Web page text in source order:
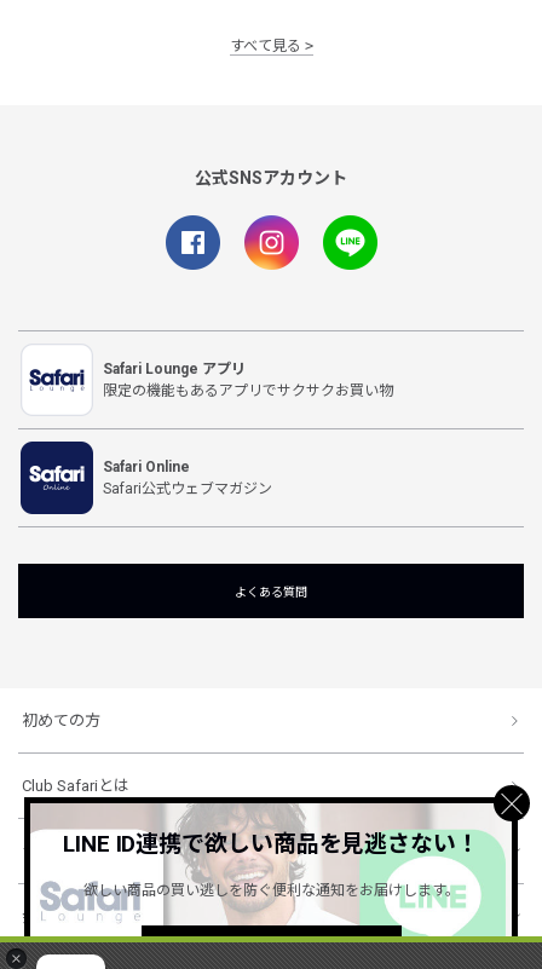
×
すべて見る
公式SNSアカウント
Safari Lounge アプリ
限定の機能もあるアプリでサクサクお買い物
Safari Online
Safari公式ウェブマガジン
よくある質問
初めての方
Club Safariとは
ショッピングガイド
会社概要・規約
LINE ID連携で欲しい商品を見逃さない！
欲しい商品の買い逃しを防ぐ便利な通知をお届けします。
詳しくはこちら ＞